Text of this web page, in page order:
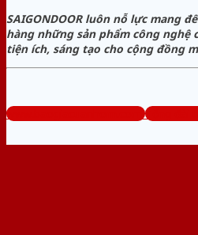
SAIGONDOOR luôn nỗ lực mang
hàng những sản phẩm công nghệ
tiện ích, sáng tạo cho cộng đồng
www.baogiacuanhom.com Tổng đài